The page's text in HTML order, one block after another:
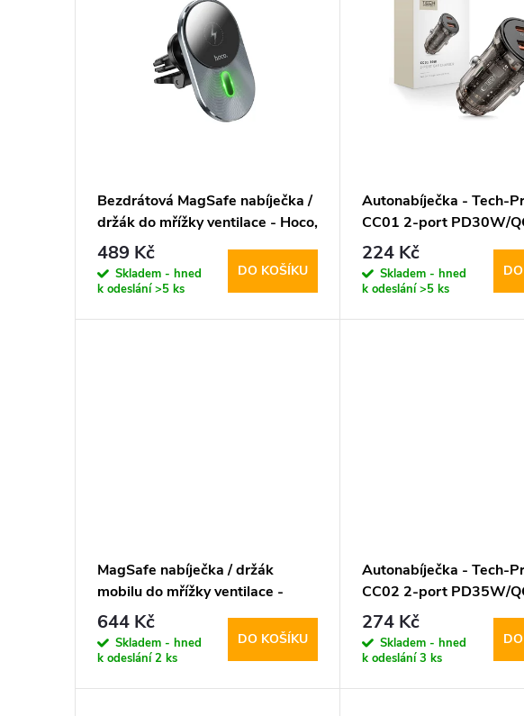
t
d
Bezdrátová MagSafe nabíječka /
držák do mřížky ventilace - Hoco,
CA91 Magic
489 Kč
Skladem - hned
k odeslání>5 ks
DO KOŠÍKU
Autonabíječka - Tech-
CC01 2-port PD30W/
224 Kč
Skladem - hned
k odeslání>5 ks
MagSafe nabíječka / držák
mobilu do mřížky ventilace -
Tech-Protect, MM15W-V1
644 Kč
Skladem - hned
k odeslání2 ks
DO KOŠÍKU
Autonabíječka - Tech-
CC02 2-port PD35W/
274 Kč
Skladem - hned
k odeslání3 ks